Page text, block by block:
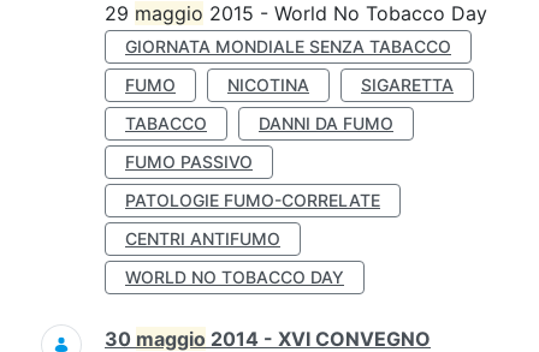
29 maggio 2015 - World No Tobacco Day
GIORNATA MONDIALE SENZA TABACCO
FUMO
NICOTINA
SIGARETTA
TABACCO
DANNI DA FUMO
FUMO PASSIVO
PATOLOGIE FUMO-CORRELATE
CENTRI ANTIFUMO
WORLD NO TOBACCO DAY
30 maggio 2014 - XVI CONVEGNO